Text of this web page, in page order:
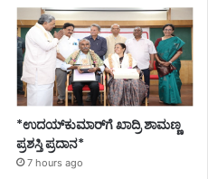
*ಉದಯ್‌ಕುಮಾರ್‌ಗೆ ಖಾದ್ರಿ ಶಾಮಣ್ಣ
ಪ್ರಶಸ್ತಿ ಪ್ರದಾನ*
7 hours ago